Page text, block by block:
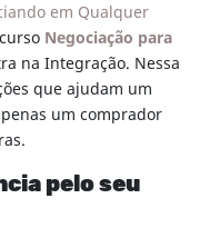
em Qualquer
Negociação para
na Integração. Nessa
que ajudam um
um comprador
pelo seu